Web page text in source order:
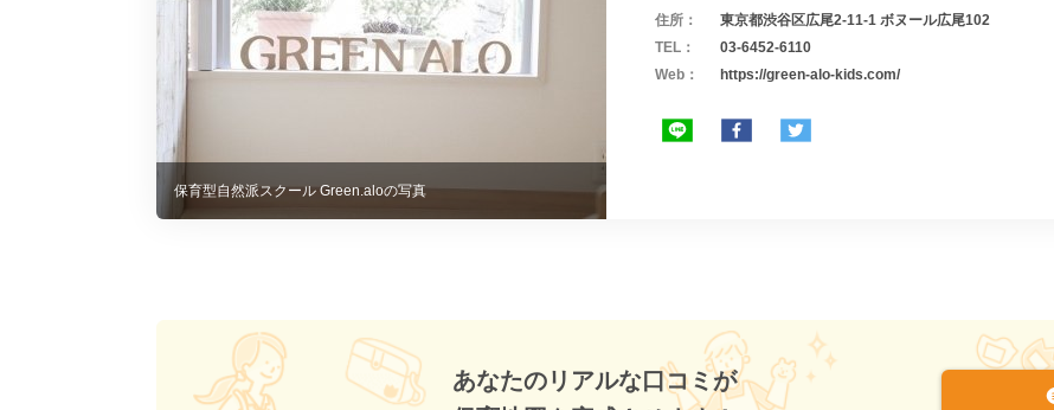
保育型自然派スクール Green.aloの写真
住所：
東京都渋谷区広尾2-11-1 ボヌール広尾102
TEL：
03-6452-6110
Web：
https://green-alo-kids.com/
あなたのリアルな口コミが